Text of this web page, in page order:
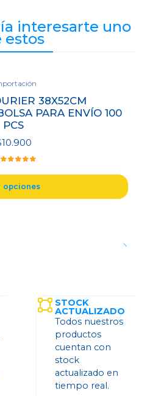
interesarte uno
estos
38X52CM
PARA ENVÍO 100
PCS
opciones
STOCK
ACTUALIZADO
Todos nuestros
productos
cuentan con
stock
actualizado en
tiempo real.